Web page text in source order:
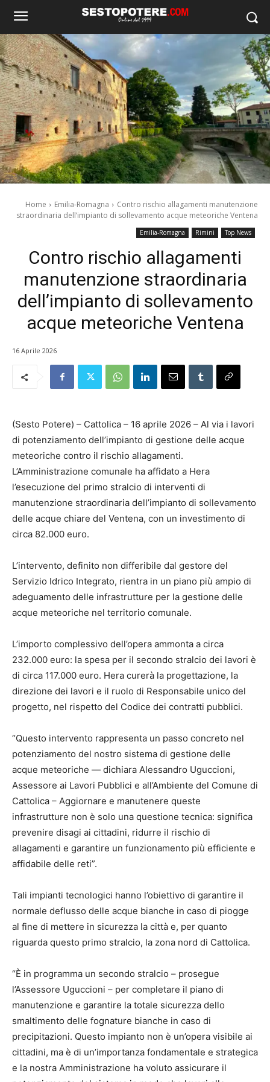
Home Emilia-Romagna
Contro rischio allagamenti manutenzione
straordinaria dell’impianto di sollevamento acque meteoriche Ventena
Emilia-Romagna Rimini Top News
Contro rischio allagamenti
manutenzione straordinaria
dell’impianto di sollevamento
acque meteoriche Ventena
16 Aprile 2026
(Sesto Potere) – Cattolica – 16 aprile 2026 – Al via i lavori
di potenziamento dell’impianto di gestione delle acque
meteoriche contro il rischio allagamenti.
L’Amministrazione comunale ha affidato a Hera
l’esecuzione del primo stralcio di interventi di
manutenzione straordinaria dell’impianto di sollevamento
delle acque chiare del Ventena, con un investimento di
circa 82.000 euro.
L’intervento, definito non differibile dal gestore del
Servizio Idrico Integrato, rientra in un piano più ampio di
adeguamento delle infrastrutture per la gestione delle
acque meteoriche nel territorio comunale.
L’importo complessivo dell’opera ammonta a circa
232.000 euro: la spesa per il secondo stralcio dei lavori è
di circa 117.000 euro. Hera curerà la progettazione, la
direzione dei lavori e il ruolo di Responsabile unico del
progetto, nel rispetto del Codice dei contratti pubblici.
“Questo intervento rappresenta un passo concreto nel
potenziamento del nostro sistema di gestione delle
acque meteoriche — dichiara Alessandro Uguccioni,
Assessore ai Lavori Pubblici e all’Ambiente del Comune di
Cattolica – Aggiornare e manutenere queste
infrastrutture non è solo una questione tecnica: significa
prevenire disagi ai cittadini, ridurre il rischio di
allagamenti e garantire un funzionamento più efficiente e
affidabile delle reti”.
Tali impianti tecnologici hanno l’obiettivo di garantire il
normale deflusso delle acque bianche in caso di piogge
al fine di mettere in sicurezza la città e, per quanto
riguarda questo primo stralcio, la zona nord di Cattolica.
“È in programma un secondo stralcio – prosegue
l’Assessore Uguccioni – per completare il piano di
manutenzione e garantire la totale sicurezza dello
smaltimento delle fognature bianche in caso di
precipitazioni. Questo impianto non è un’opera visibile ai
cittadini, ma è di un’importanza fondamentale e strategica
e la nostra Amministrazione ha voluto assicurare il